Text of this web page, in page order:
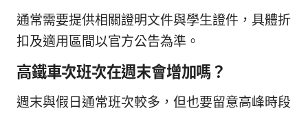
通常需要提供相關證明文件與學生證件，具體折
扣及適用區間以官方公告為準。
高鐵車次班次在週末會增加嗎？
週末與假日通常班次較多，但也要留意高峰時段